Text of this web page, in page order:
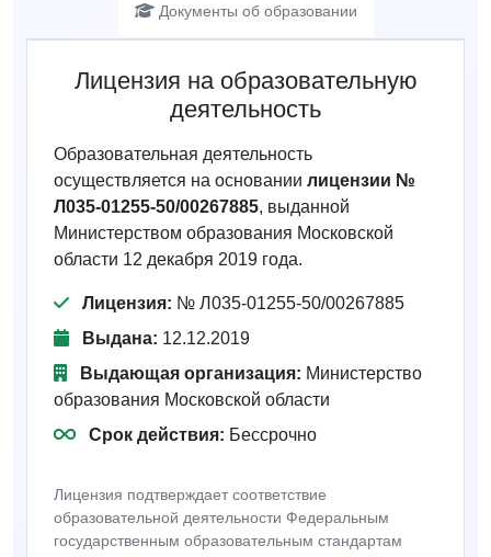
Документы об образовании
Лицензия на образовательную
деятельность
Образовательная деятельность
осуществляется на основании лицензии №
Л035-01255-50/00267885, выданной
Министерством образования Московской
области 12 декабря 2019 года.
Лицензия: № Л035-01255-50/00267885
Выдана: 12.12.2019
Выдающая организация: Министерство
образования Московской области
Срок действия: Бессрочно
Лицензия подтверждает соответствие
образовательной деятельности Федеральным
государственным образовательным стандартам